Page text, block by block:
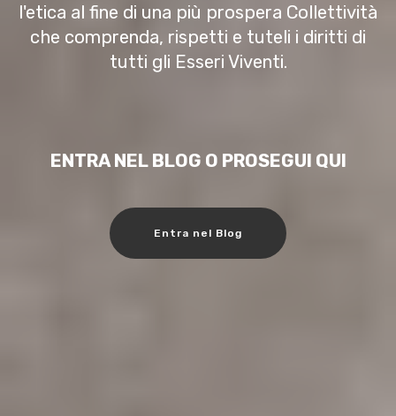
l'etica al fine di una più prospera Collettività
che comprenda, rispetti e tuteli i diritti di
tutti gli Esseri Viventi.
ENTRA NEL BLOG O PROSEGUI QUI
Entra nel Blog